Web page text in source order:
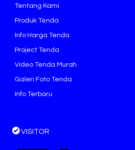
Tentang Kami
Produk Tenda
Info Harga Tenda
Project Tenda
Video Tenda Murah
Galeri Foto Tenda
Info Terbaru
VISITOR